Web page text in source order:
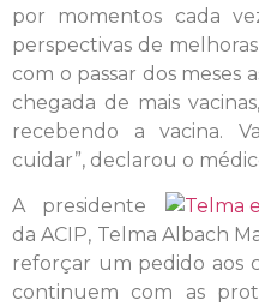
por momentos cada
perspectivas de
com o passar dos meses
chegada de mais
recebendo a vacina.
cuidar”, declarou o
A presidente
da ACIP, Telma Albach
reforçar um pedido aos
continuem com as